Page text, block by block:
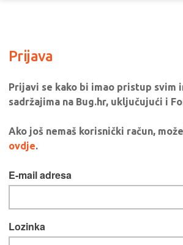
Prijava
Prijavi se kako bi imao pristup svim
sadržajima na Bug.hr, uključujući i
Ako još nemaš korisnički račun,
ovdje.
E-mail adresa
Lozinka